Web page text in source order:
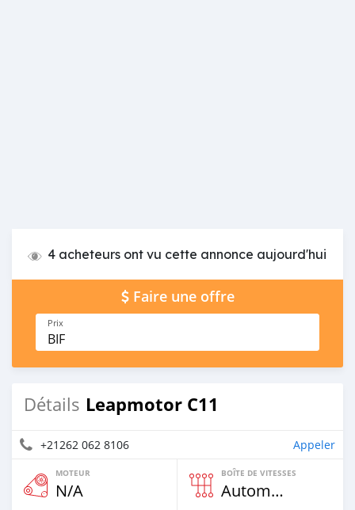
4 acheteurs ont vu cette annonce aujourd'hui
Faire une offre
Prix
BIF
Détails Leapmotor C11
+21262 062 8106 Appeler
MOTEUR
N/A
BOÎTE DE VITESSES
Automatique